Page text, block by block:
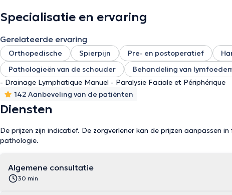
Specialisatie en ervaring
Gerelateerde ervaring
Orthopedische Spierpijn Pre- en postoperatief
Pathologieën van de schouder
Behandeling van
- Drainage Lymphatique Manuel - Paralysie Faciale et Périphérique
142 Aanbeveling van de patiënten
Diensten
De prijzen zijn indicatief. De zorgverlener kan de prijzen aanpassen
pathologie.
Algemene consultatie
30 min